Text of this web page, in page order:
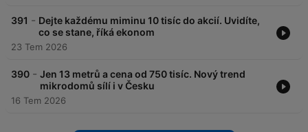
391 - Dejte každému miminu 10 tisíc do akcií. Uvidíte,
co se stane, říká ekonom
23 Tem 2026
390 - Jen 13 metrů a cena od 750 tisíc. Nový trend
mikrodomů sílí i v Česku
16 Tem 2026